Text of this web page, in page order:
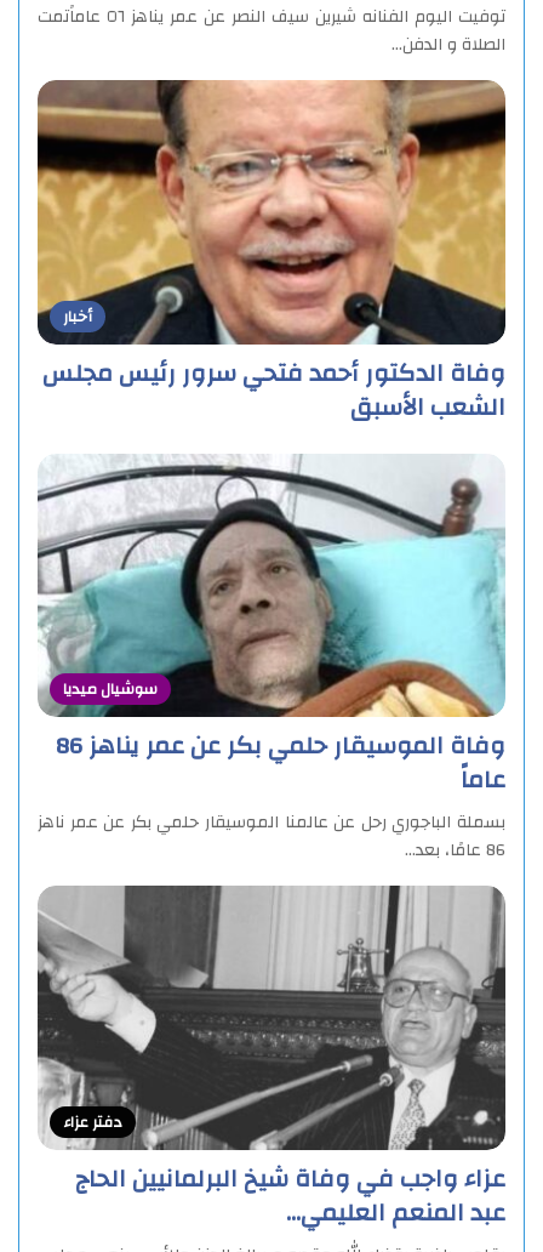
توفيت اليوم الفنانه شيرين سيف النصر عن عمر يناهز ٥٦ عاماًتمت
الصلاة و الدفن…
أخبار
وفاة الدكتور أحمد فتحي سرور رئيس مجلس
الشعب الأسبق
سوشيال ميديا
وفاة الموسيقار حلمي بكر عن عمر يناهز 86
عاماً
بسملة الباجوري رحل عن عالمنا الموسيقار حلمي بكر عن عمر ناهز
86 عامًا، بعد…
دفتر عزاء
عزاء واجب في وفاة شيخ البرلمانيين الحاج
عبد المنعم العليمي…